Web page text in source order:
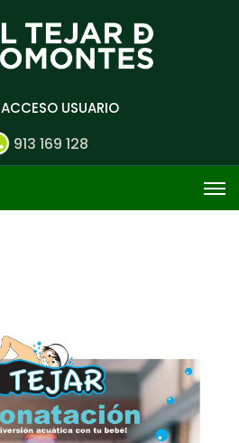
ACCESO USUARIO
913 169 128